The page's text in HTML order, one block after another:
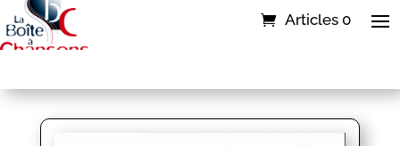
Articles 0